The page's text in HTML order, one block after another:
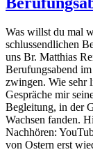
Was willst du mal
schlussendlichen
uns Br. Matthias
Berufungsabend
zwingen. Wie sehr
Gespräche mir
Begleitung, in der
Wachsen fanden.
Nachhören:
von Ostern erst